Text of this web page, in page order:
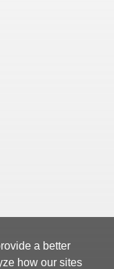
a better
how our sites